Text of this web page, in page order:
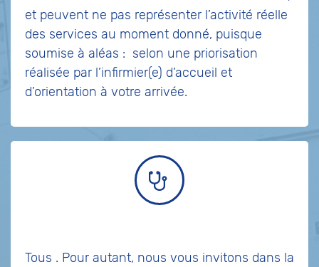
et peuvent ne pas représenter l’activité réelle
des services au moment donné, puisque
soumise à aléas : selon une priorisation
réalisée par l’infirmier(e) d’accueil et
d’orientation à votre arrivée.
Tous . Pour autant, nous vous invitons dans la